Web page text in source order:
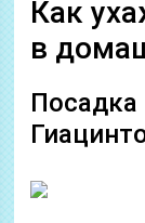
Как
в